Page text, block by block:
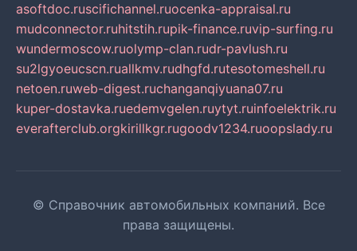
asoftdoc.ruscifichannel.ruocenka-appraisal.ru
mudconnector.ruhitstih.rupik-finance.ruvip-surfing.ru
wundermoscow.ruolymp-clan.rudr-pavlush.ru
su2lgyoeucscn.ruallkmv.rudhgfd.rutesotomeshell.ru
netoen.ruweb-digest.ruchanganqiyuana07.ru
kuper-dostavka.ruedemvgelen.ruytyt.ruinfoelektrik.ru
everafterclub.orgkirillkgr.rugoodv1234.ruoopslady.ru
© Справочник автомобильных компаний. Все
права защищены.